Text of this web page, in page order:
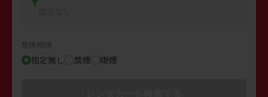
禁煙/喫煙
指定無し 禁煙 喫煙